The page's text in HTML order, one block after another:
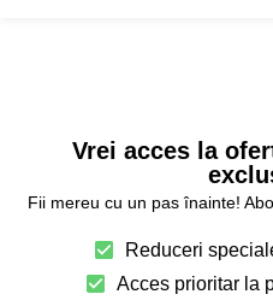
Vrei acces la
Fii mereu cu un pas înainte!
Reduceri
Acces prioritar la